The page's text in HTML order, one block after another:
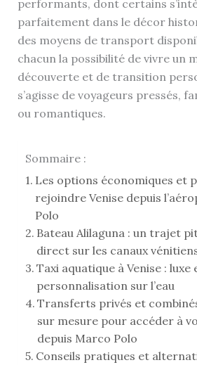
performants, dont certains
parfaitement dans le décor
des moyens de transport
chacun la possibilité de vivre un
découverte et de transition
s’agisse de voyageurs pressés,
ou romantiques.
Sommaire :
Les options économiques et
rejoindre Venise depuis
Polo
Bateau Alilaguna : un trajet
direct sur les canaux
Taxi aquatique à Venise : luxe
personnalisation sur l’eau
Transferts privés et
sur mesure pour accéder à
depuis Marco Polo
Conseils pratiques et